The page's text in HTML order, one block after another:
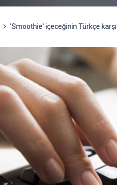
'Smoothie' içeceğinin Türkçe